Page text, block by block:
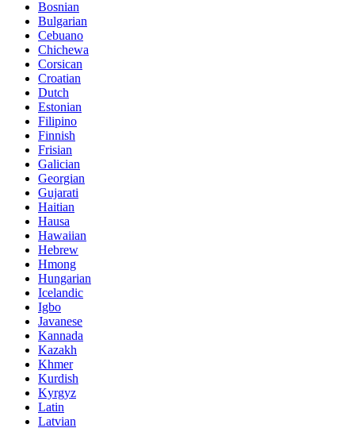
Bosnian
Bulgarian
Cebuano
Chichewa
Corsican
Croatian
Dutch
Estonian
Filipino
Finnish
Frisian
Galician
Georgian
Gujarati
Haitian
Hausa
Hawaiian
Hebrew
Hmong
Hungarian
Icelandic
Igbo
Javanese
Kannada
Kazakh
Khmer
Kurdish
Kyrgyz
Latin
Latvian